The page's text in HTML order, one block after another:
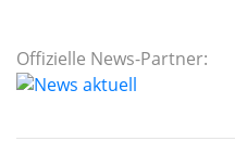
Offizielle News-Partner: